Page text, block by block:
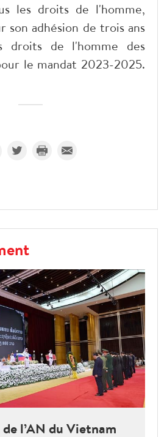
les droits de l'homme,
son adhésion de trois ans
droits de l'homme des
le mandat 2023-2025.
l’AN du Vietnam